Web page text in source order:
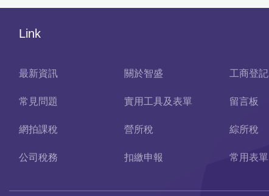
Link
最新資訊 關於智盛 工商登記
常見問題 實用工具及表單 留言板
網拍課稅 營所稅 綜所稅
公司稅務 扣繳申報 常用表單